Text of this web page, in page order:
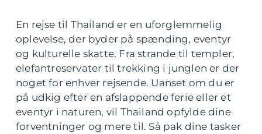
En rejse til Thailand er en uforglemmelig
oplevelse, der byder på spænding, eventyr
og kulturelle skatte. Fra strande til templer,
elefantreservater til trekking i junglen er der
noget for enhver rejsende. Uanset om du er
på udkig efter en afslappende ferie eller et
eventyr i naturen, vil Thailand opfylde dine
forventninger og mere til. Så pak dine tasker